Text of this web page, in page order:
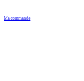
Ma commande